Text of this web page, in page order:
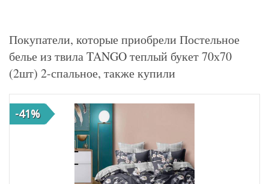
Покупатели, которые приобрели Постельное
белье из твила TANGO теплый букет 70х70
(2шт) 2-спальное, также купили
-41%